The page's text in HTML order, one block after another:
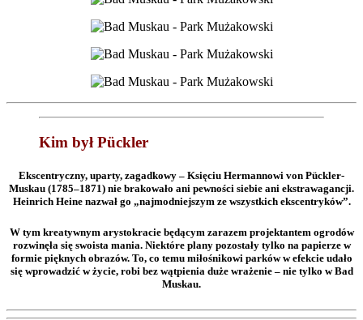
Kim był Pückler
Ekscentryczny, uparty, zagadkowy – Księciu Hermannowi von Pückler-
Muskau (1785–1871) nie brakowało ani pewności siebie ani ekstrawagancji.
Heinrich Heine nazwał go „najmodniejszym ze wszystkich ekscentryków”.
W tym kreatywnym arystokracie będącym zarazem projektantem ogrodów
rozwinęła się swoista mania. Niektóre plany pozostały tylko na papierze w
formie pięknych obrazów. To, co temu miłośnikowi parków w efekcie udało
się wprowadzić w życie, robi bez wątpienia duże wrażenie – nie tylko w Bad
Muskau.